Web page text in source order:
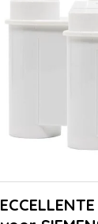
ECCELLENTE Waterfilter